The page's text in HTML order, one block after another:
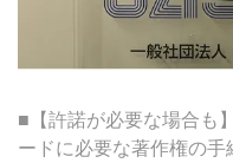
■【許諾が必要な場合も
ードに必要な著作権の手